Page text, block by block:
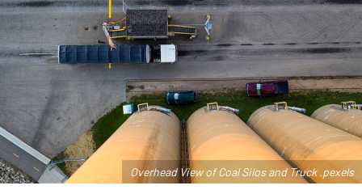
Overhead View of Coal Silos and Truck .pexels